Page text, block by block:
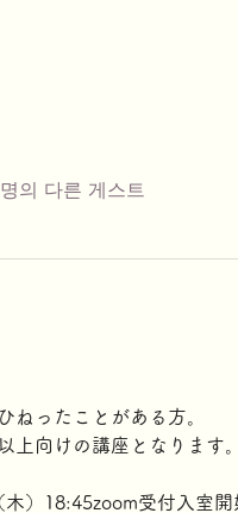
의 다른 게스트
ねったことがある方。
上向けの講座となります
）18:45zoom受付入室開